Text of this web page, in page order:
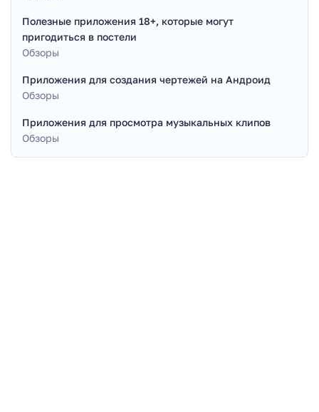
Полезные приложения 18+, которые могут
пригодиться в постели
Обзоры
Приложения для создания чертежей на Андроид
Обзоры
Приложения для просмотра музыкальных клипов
Обзоры